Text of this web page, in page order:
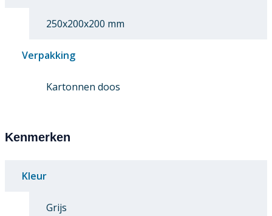
250x200x200 mm
Verpakking
Kartonnen doos
Kenmerken
Kleur
Grijs